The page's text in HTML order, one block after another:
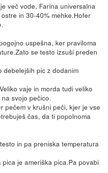
več vode, Farina universalna
in 30-40% mehke.Hofer
uspešna, ker praviloma
se testo izsuši preden
debelejših pic z dodanim
vaje in morda tudi veliko
svojo pečico.
pečem v krušni peči, kjer je vse
čas, da ti popolnoma
in pa preniska temperatura
je ameriška pica.Pa povabi